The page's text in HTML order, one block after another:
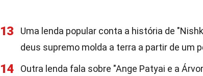
13
Uma lenda popular conta a história de
deus supremo molda a terra a partir de um
14 Outra lenda fala sobre "Ange Patyai e a